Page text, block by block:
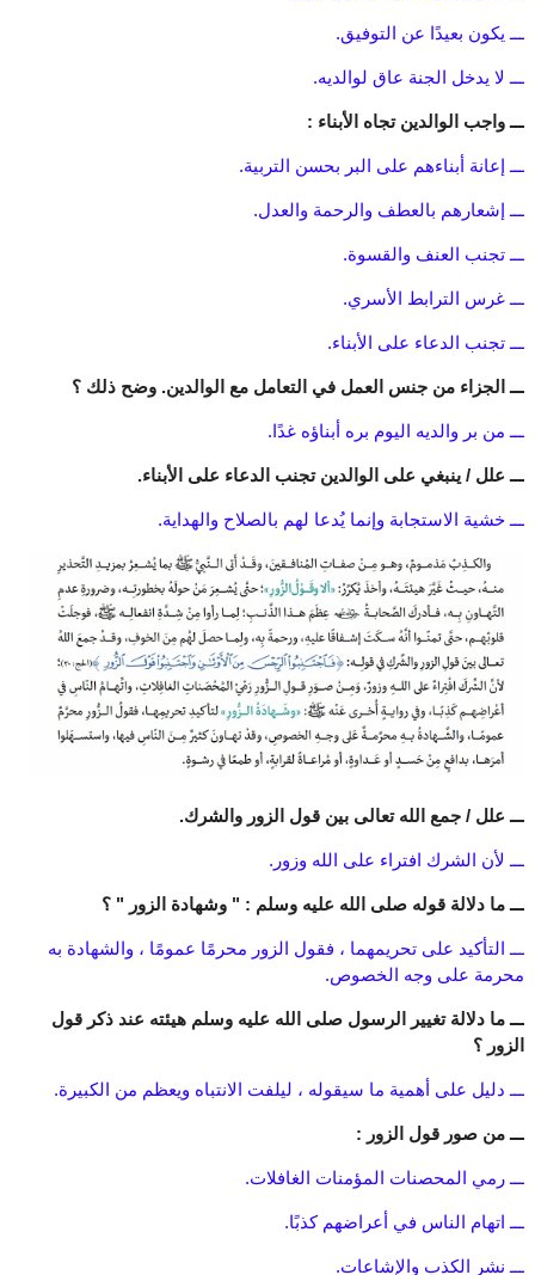
ـــ يكون بعيدًا عن التوفيق.
ـــ لا يدخل الجنة عاق لوالديه.
ـــ واجب الوالدين تجاه الأبناء :
ـــ إعانة أبناءهم على البر بحسن التربية.
ـــ إشعارهم بالعطف والرحمة والعدل.
ـــ تجنب العنف والقسوة.
ـــ غرس الترابط الأسري.
ـــ تجنب الدعاء على الأبناء.
ـــ الجزاء من جنس العمل في التعامل مع الوالدين. وضح ذلك ؟
ـــ من بر والديه اليوم بره أبناؤه غدًا.
ـــ علل / ينبغي على الوالدين تجنب الدعاء على الأبناء.
ـــ خشية الاستجابة وإنما يُدعا لهم بالصلاح والهداية.
ـــ علل / جمع الله تعالى بين قول الزور والشرك.
ـــ لأن الشرك افتراء على الله وزور.
ـــ ما دلالة قوله صلى الله عليه وسلم : " وشهادة الزور " ؟
ـــ التأكيد على تحريمهما ، فقول الزور محرمًا عمومًا ، والشهادة به
محرمة على وجه الخصوص.
ـــ ما دلالة تغيير الرسول صلى الله عليه وسلم هيئته عند ذكر قول
الزور ؟
ـــ دليل على أهمية ما سيقوله ، ليلفت الانتباه ويعظم من الكبيرة.
ـــ من صور قول الزور :
ـــ رمي المحصنات المؤمنات الغافلات.
ـــ اتهام الناس في أعراضهم كذبًا.
ـــ نشر الكذب والإشاعات.